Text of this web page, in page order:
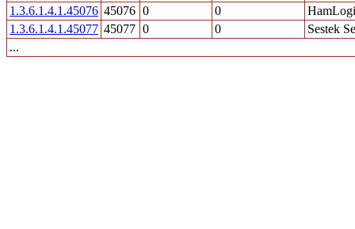
1.3.6.1.4.1.45076 45076 0 0
1.3.6.1.4.1.45077 45077 0 0
Sestek
...